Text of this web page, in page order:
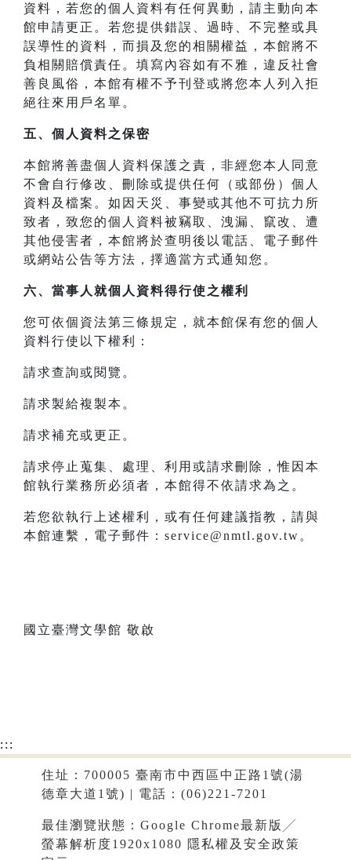
資料，若您的個人資料有任何異動，請主動向本
館申請更正。若您提供錯誤、過時、不完整或具
誤導性的資料，而損及您的相關權益，本館將不
負相關賠償責任。填寫內容如有不雅，違反社會
善良風俗，本館有權不予刊登或將您本人列入拒
絕往來用戶名單。
五、個人資料之保密
本館將善盡個人資料保護之責，非經您本人同意
不會自行修改、刪除或提供任何（或部份）個人
資料及檔案。如因天災、事變或其他不可抗力所
致者，致您的個人資料被竊取、洩漏、竄改、遭
其他侵害者，本館將於查明後以電話、電子郵件
或網站公告等方法，擇適當方式通知您。
六、當事人就個人資料得行使之權利
您可依個資法第三條規定，就本館保有您的個人
資料行使以下權利：
請求查詢或閱覽。
請求製給複製本。
請求補充或更正。
請求停止蒐集、處理、利用或請求刪除，惟因本
館執行業務所必須者，本館得不依請求為之。
若您欲執行上述權利，或有任何建議指教，請與
本館連繫，電子郵件：service@nmtl.gov.tw。
國立臺灣文學館 敬啟
:::
住址：700005 臺南市中西區中正路1號(湯
德章大道1號) | 電話：(06)221-7201
最佳瀏覽狀態：Google Chrome最新版╱
螢幕解析度1920x1080 隱私權及安全政策